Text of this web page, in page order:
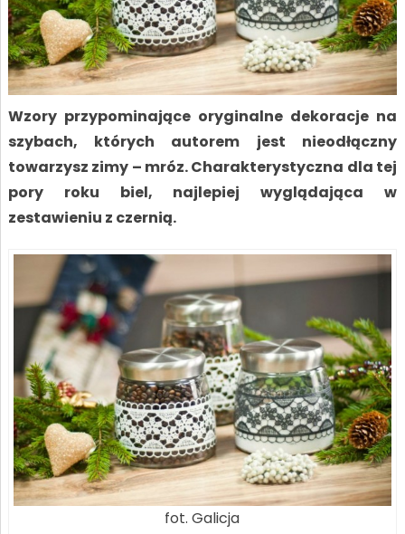
Wzory przypominające oryginalne dekoracje na
szybach, których autorem jest nieodłączny
towarzysz zimy – mróz. Charakterystyczna dla tej
pory roku biel, najlepiej wyglądająca w
zestawieniu z czernią.
fot. Galicja